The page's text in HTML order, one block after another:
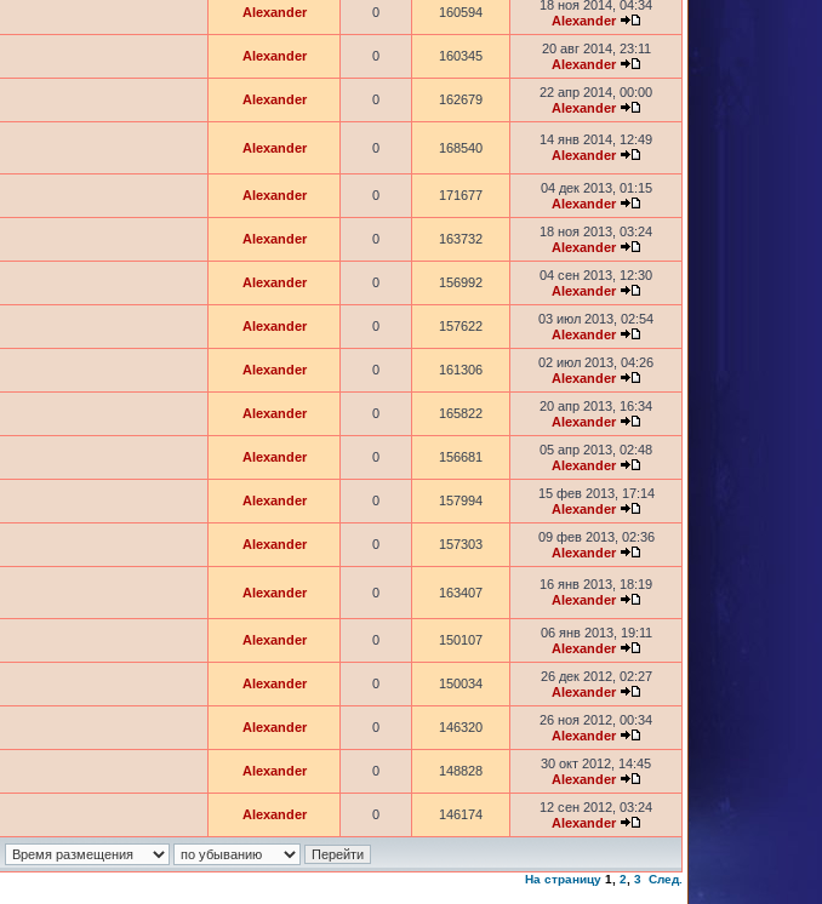
Alexander 0 160594
18 ноя 2014, 04:34
Alexander
Alexander 0 160345
20 авг 2014, 23:11
Alexander
Alexander 0 162679
22 апр 2014, 00:00
Alexander
Alexander 0 168540
14 янв 2014, 12:49
Alexander
Alexander 0 171677
04 дек 2013, 01:15
Alexander
Alexander 0 163732
18 ноя 2013, 03:24
Alexander
Alexander 0 156992
04 сен 2013, 12:30
Alexander
Alexander 0 157622
03 июл 2013, 02:54
Alexander
Alexander 0 161306
02 июл 2013, 04:26
Alexander
Alexander 0 165822
20 апр 2013, 16:34
Alexander
Alexander 0 156681
05 апр 2013, 02:48
Alexander
Alexander 0 157994
15 фев 2013, 17:14
Alexander
Alexander 0 157303
09 фев 2013, 02:36
Alexander
Alexander 0 163407
16 янв 2013, 18:19
Alexander
Alexander 0 150107
06 янв 2013, 19:11
Alexander
Alexander 0 150034
26 дек 2012, 02:27
Alexander
Alexander 0 146320
26 ноя 2012, 00:34
Alexander
Alexander 0 148828
30 окт 2012, 14:45
Alexander
Alexander 0 146174
12 сен 2012, 03:24
Alexander
На страницу 1 2 3 След.